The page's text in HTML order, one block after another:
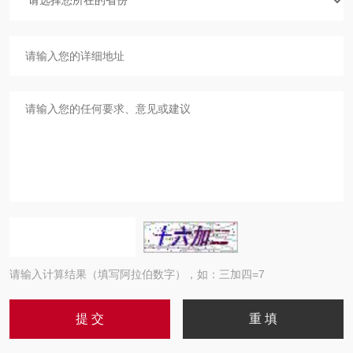
请输入计算结果（填写阿拉伯数字），如：三加四=7